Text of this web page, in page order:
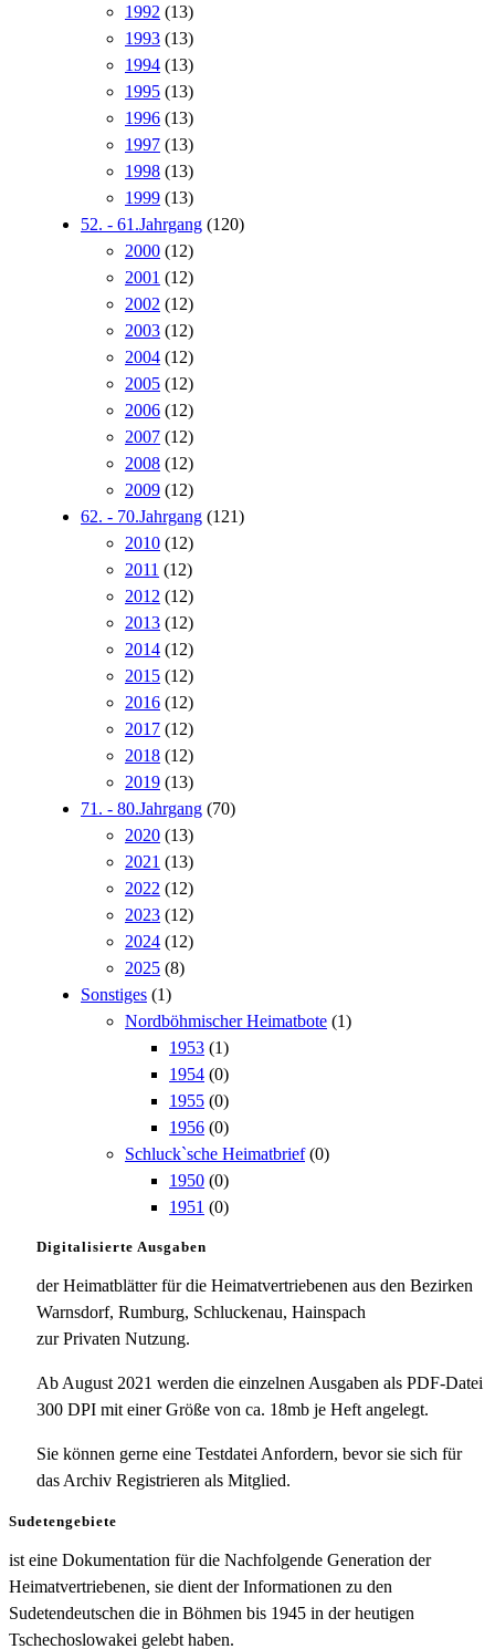
1992 (13)
1993 (13)
1994 (13)
1995 (13)
1996 (13)
1997 (13)
1998 (13)
1999 (13)
52. - 61.Jahrgang (120)
2000 (12)
2001 (12)
2002 (12)
2003 (12)
2004 (12)
2005 (12)
2006 (12)
2007 (12)
2008 (12)
2009 (12)
62. - 70.Jahrgang (121)
2010 (12)
2011 (12)
2012 (12)
2013 (12)
2014 (12)
2015 (12)
2016 (12)
2017 (12)
2018 (12)
2019 (13)
71. - 80.Jahrgang (70)
2020 (13)
2021 (13)
2022 (12)
2023 (12)
2024 (12)
2025 (8)
Sonstiges (1)
Nordböhmischer Heimatbote (1)
1953 (1)
1954 (0)
1955 (0)
1956 (0)
Schluck`sche Heimatbrief (0)
1950 (0)
1951 (0)
Digitalisierte Ausgaben
der Heimatblätter für die Heimatvertriebenen aus den Bezirken
Warnsdorf, Rumburg, Schluckenau, Hainspach
zur Privaten Nutzung.
Ab August 2021 werden die einzelnen Ausgaben als PDF-Datei
300 DPI mit einer Größe von ca. 18mb je Heft angelegt.
Sie können gerne eine Testdatei Anfordern, bevor sie sich für
das Archiv Registrieren als Mitglied.
Sudetengebiete
ist eine Dokumentation für die Nachfolgende Generation der
Heimatvertriebenen, sie dient der Informationen zu den
Sudetendeutschen die in Böhmen bis 1945 in der heutigen
Tschechoslowakei gelebt haben.